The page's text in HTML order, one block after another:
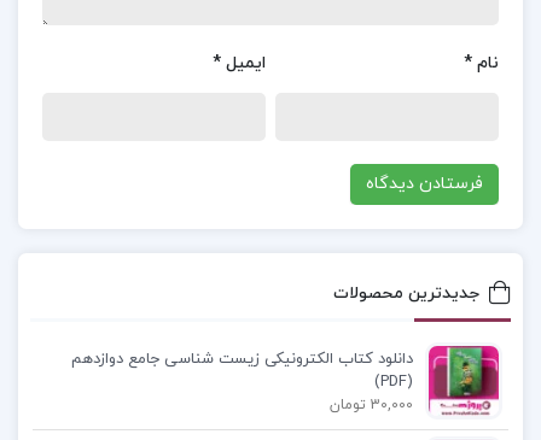
دانلود رایگان کتاب آمار و احتمالات مقدماتی دکتر
امار و احتمال مقدماتی از جواد بهبودیان+امار احتمال
نام * ایمیل *
جدیدترین محصولات
دانلود کتاب الکترونیکی زیست شناسی جامع دوازدهم
(PDF)
30,000 تومان